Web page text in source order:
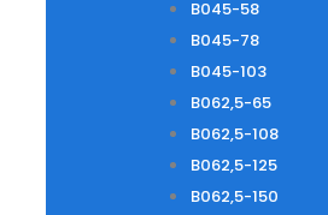
B045-58
B045-78
B045-103
B062,5-65
B062,5-108
B062,5-125
B062,5-150